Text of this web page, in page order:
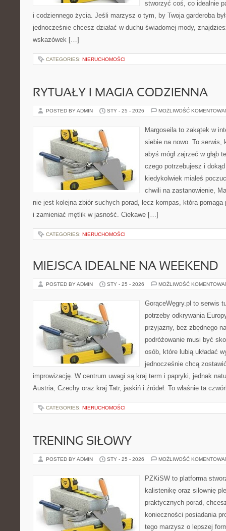
stworzyć coś, co idealnie
i codziennego życia. Jeśli marzysz o tym, by Twoja garderoba
jednocześnie chcesz działać w duchu świadomej mody,
wskazówek […]
CATEGORIES: NIERUCHOMOŚCI
RYTUAŁY I MAGIA CODZIENNA
POSTED BY ADMIN STY - 25 - 2026 MOŻLIWOŚĆ
Margoseila to zakątek w
siebie na nowo. To serwis,
abyś mógł zajrzeć w głąb
czego potrzebujesz i
kiedykolwiek miałeś
chwili na zastanowienie,
nie jest kolejna zbiór suchych porad, lecz kompas, która pomaga
i zamieniać mętlik w jasność. Ciekawe […]
CATEGORIES: NIERUCHOMOŚCI
MIEJSCA IDEALNE NA WEEKEND
POSTED BY ADMIN STY - 25 - 2026 MOŻLIWOŚĆ
GorąceWęgry.pl to serwis
potrzeby odkrywania
przyjazny, bez zbędnego
podróżowanie musi być
osób, które lubią układać
jednocześnie chcą
improwizację. W centrum uwagi są kraj term i papryki, jednak
Austria, Czechy oraz kraj Tatr, jaskiń i źródeł. To właśnie ta
CATEGORIES: NIERUCHOMOŚCI
TRENING SIŁOWY
POSTED BY ADMIN STY - 25 - 2026 MOŻLIWOŚĆ
PZKiSW to platforma
kalistenikę oraz siłownię
praktycznych porad,
konieczności posiadania
tego marzysz o lepszej